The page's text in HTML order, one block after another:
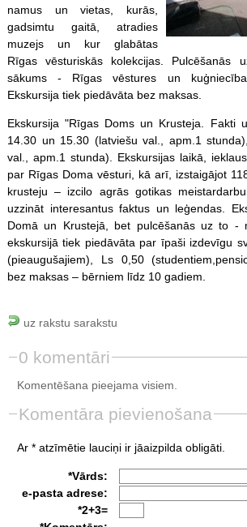
namus un vietas, kurās,
gadsimtu gaitā, atradies
muzejs un kur glabātas
Rīgas vēsturiskās kolekcijas. Pulcēšanās
sākums - Rīgas vēstures un
Ekskursija tiek piedāvāta bez maksas.
Ekskursija "Rīgas Doms un Krusteja. Fakti
14.30 un 15.30 (latviešu val., apm.1
val., apm.1 stunda). Ekskursijas laikā,
par Rīgas Doma vēsturi, kā arī, izstaigājot
krusteju – izcilo agrās gotikas
uzzināt interesantus faktus un leģendas.
Domā un Krustejā, bet pulcēšanās uz to -
ekskursijā tiek piedāvāta par īpaši izdevīgu
(pieaugušajiem), Ls 0,50
bez maksas – bērniem līdz 10 gadiem.
uz rakstu sarakstu
0 komentāri
Komentēšana pieejama visiem.
Komentāra pievienošana
Ar * atzīmētie lauciņi ir jāaizpilda obligāti.
*Vārds:
e-pasta adrese:
*2+3=